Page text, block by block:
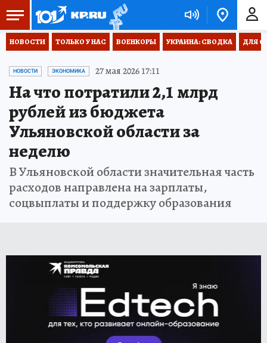
НОВОСТИ ТОЛЬКО У НАС ВОЕНКОРЫ УКРАИНА: СВОДКА ДЛЯ
НОВОСТИ ЭКОНОМИКА 27 мая 2026 17:11
На что потратили 2,1 млрд
рублей из бюджета
Ульяновской области за
неделю
В Ульяновской области значительная часть
расходов направлена на зарплаты,
соцвыплаты и поддержку образования